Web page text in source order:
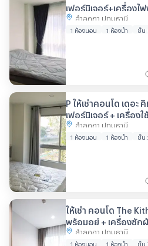
เฟอร์นิเจอร์+เครื่องไ
ลำลูกกา ปทุมธานี
1 ห้องนอน 1 ห้องน้ำ ชั้น
P ให้เช่าคอนโด เดอะ
เฟอร์นิเจอร์ + เครื่อง
ลำลูกกา ปทุมธานี
1 ห้องนอน 1 ห้องน้ำ ชั้น
ให้เช่า คอนโด The
พร้อมอยู่ + เครื่องซักผ้
@condo999 )
ลำลูกกา ปทุมธานี
1 ห้องนอน 1 ห้องน้ำ ชั้น